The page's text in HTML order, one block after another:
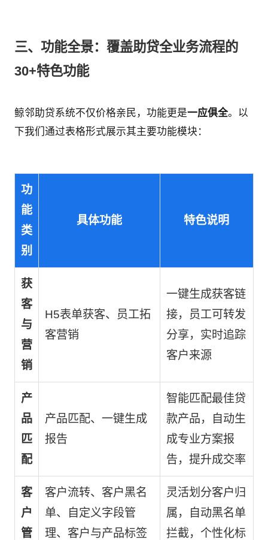
三、功能全景：覆盖助贷全业务流程的
30+特色功能
鲸邻助贷系统不仅价格亲民，功能更是一应俱全。以
下我们通过表格形式展示其主要功能模块：
功
能
类
别
具体功能 特色说明
获
客
与
营
销
H5表单获客、员工拓
客营销
一键生成获客链
接，员工可转发
分享，实时追踪
客户来源
产
品
匹
配
产品匹配、一键生成
报告
智能匹配最佳贷
款产品，自动生
成专业方案报
告，提升成交率
客
户
管
客户流转、客户黑名
单、自定义字段管
理、客户与产品标签
灵活划分客户归
属，自动黑名单
拦截，个性化标